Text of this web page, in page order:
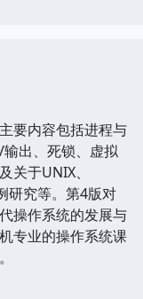
要内容包括进程与
出、死锁、虚拟
关于UNIX、
究等。第4版对
操作系统的发展与
专业的操作系统课